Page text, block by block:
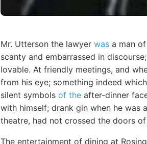
Mr. Utterson the lawyer was a man
scanty and embarrassed in
lovable. At friendly meetings, and
from his eye; something indeed
silent symbols of the after-dinner
with himself; drank gin when he
theatre, had not crossed the doors
The entertainment of dining at